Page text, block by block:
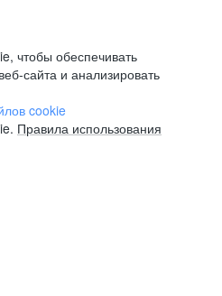
чтобы обеспечивать
сайта и анализировать
cookie
Правила использования